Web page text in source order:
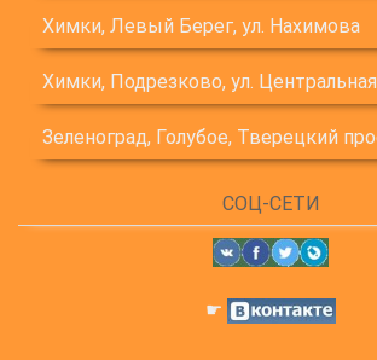
Химки, Левый Берег, ул. Нахимова
Химки, Подрезково, ул. Центральная
Зеленоград, Голубое, Тверецкий
СОЦ-СЕТИ
☛